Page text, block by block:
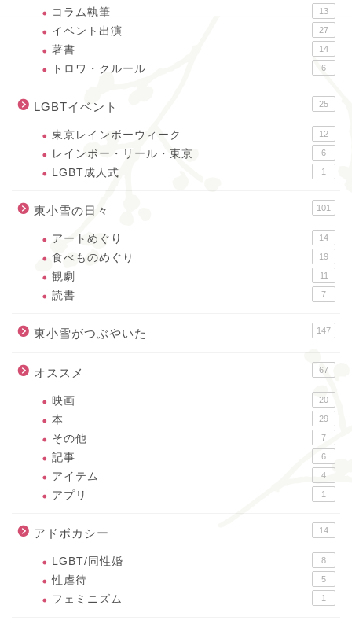
コラム執筆 13
イベント出演 27
著書 14
トロワ・クルール 6
LGBTイベント 25
東京レインボーウィーク 12
レインボー・リール・東京 6
LGBT成人式 1
東小雪の日々 101
アートめぐり 14
食べものめぐり 19
観劇 11
読書 7
東小雪がつぶやいた 147
オススメ 67
映画 20
本 29
その他 7
記事 6
アイテム 4
アプリ 1
アドボカシー 14
LGBT/同性婚 8
性虐待 5
フェミニズム 1